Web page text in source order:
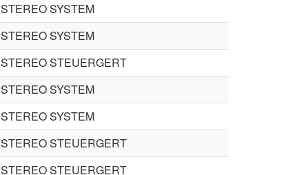
STEREO SYSTEM
STEREO SYSTEM
STEREO STEUERGERT
STEREO SYSTEM
STEREO SYSTEM
STEREO STEUERGERT
STEREO STEUERGERT